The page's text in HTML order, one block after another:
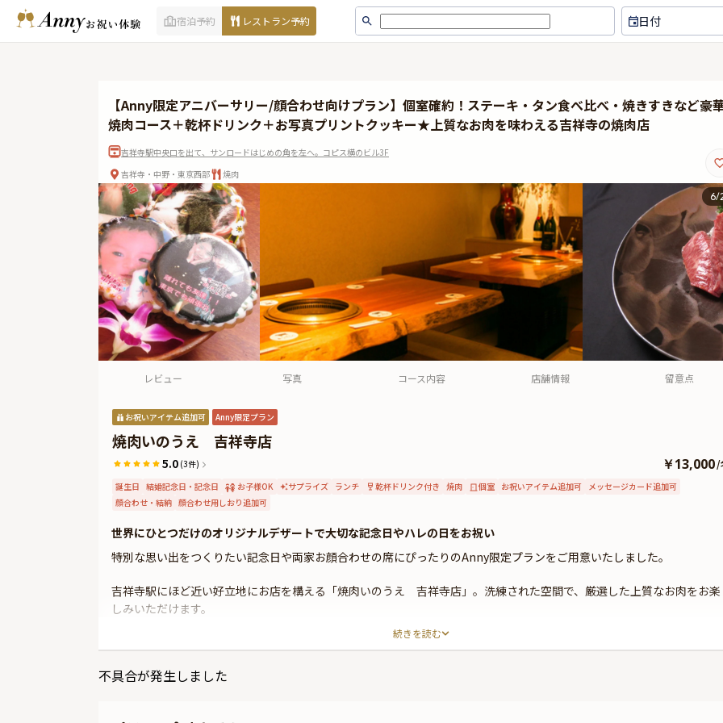
宿泊予約 レストラン予約 日付
【Anny限定アニバーサリー/顔合わせ向けプラン】個室確約！ステーキ・タン食べ比べ・焼きすきなど豪
焼肉コース＋乾杯ドリンク＋お写真プリントクッキー★上質なお肉を味わえる吉祥寺の焼肉店
吉祥寺駅中央口を出て、サンロードはじめの角を左へ。コピス横のビル3F
吉祥寺・中野・東京西部
焼肉
6/
レビュー 写真 コース内容 店舗情報 留意点
お祝いアイテム追加可 Anny限定プラン
焼肉いのうえ 吉祥寺店
5.0 (3件) ￥13,000/
誕生日 結婚記念日・記念日 お子様OK サプライズ ランチ 乾杯ドリンク付き 焼肉 個室 お祝いアイテム追加可 メッセージカード追加可
顔合わせ・結納 顔合わせ用しおり追加可
世界にひとつだけのオリジナルデザートで大切な記念日やハレの日をお祝い
特別な思い出をつくりたい記念日や両家お顔合わせの席にぴったりのAnny限定プランをご用意いたしました。
吉祥寺駅にほど近い好立地にお店を構える「焼肉いのうえ 吉祥寺店」。洗練された空間で、厳選した上質なお肉をお楽
しみいただけます。
本プランでは、個室にて、乾杯ドリンク付きのコース料理をお召し上がりいただきます。コースには、タン食べ比べ・厚
した。
続きを読む
不具合が発生しました
自分の誕生日に自分で予約！お肉
は評判通りかなり質が良く、ボリ
ュームもなかなか。特にザブトン
は素晴らしいサシでした！最初か
ら最後まで美味しく味わえまし
た。
自分にとって、大切な人
出がある特別なお店です
心遣いに彼女が感動して
思い出に残る素敵な誕生
せました！このようなお
れて、二人揃って幸せで
がとうございました。